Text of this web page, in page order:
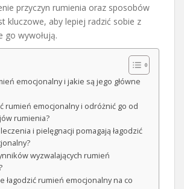
przyczyn rumienia oraz sposobów
kluczowe, aby lepiej radzić sobie z
go wywołują.
emocjonalny i jakie są jego główne
rumień emocjonalny i odróżnić go od
rumienia?
i pielęgnacji pomagają łagodzić
wyzwalających rumień
łagodzić rumień emocjonalny na co